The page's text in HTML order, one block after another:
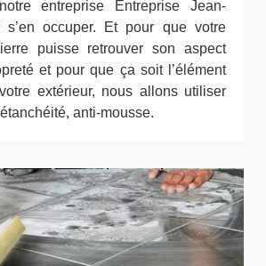
entreprise Entreprise Jean-
s’en occuper. Et pour que votre
puisse retrouver son aspect
et pour que ça soit l’élément
extérieur, nous allons utiliser
anti-mousse.